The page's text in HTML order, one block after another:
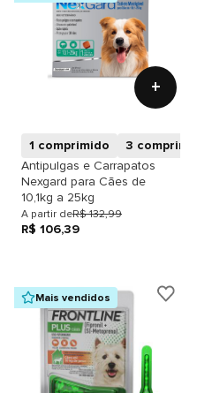
+
1 comprimido
3
Antipulgas e Carrapatos
Nexgard para Cães de
10,1kg a 25kg
A partir deR$ 132,99
R$ 106,39
Mais vendidos